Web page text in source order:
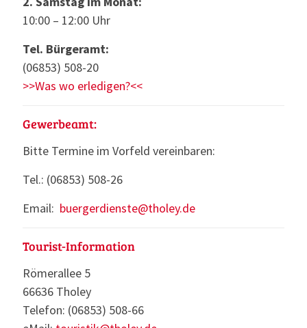
10:00 – 12:00 Uhr
Tel. Bürgeramt:
(06853) 508-20
>>Was wo erledigen?<<
Gewerbeamt:
Bitte Termine im Vorfeld vereinbaren:
Tel.: (06853) 508-26
Email: buergerdienste@tholey.de
Tourist-Information
Römerallee 5
66636 Tholey
Telefon: (06853) 508-66